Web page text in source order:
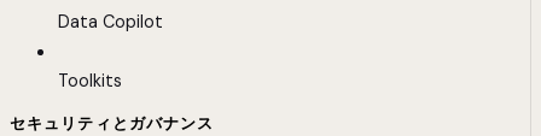
Data Copilot
Toolkits
セキュリティとガバナンス